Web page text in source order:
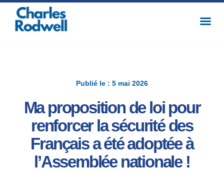
Publié le : 5 mai 2026
Ma proposition de loi pour
renforcer la sécurité des
Français a été adoptée à
l’Assemblée nationale !